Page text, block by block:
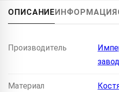
ОПИСАНИЕИНФОРМАЦИЯ
Производитель
Материал